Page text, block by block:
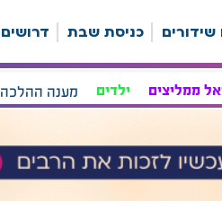
שידורים כניסת שבת דרושים
ממליצים ילדים מענה ההלכה